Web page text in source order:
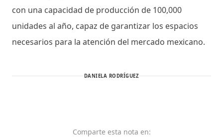
con una capacidad de producción de 100,000
unidades al año, capaz de garantizar los espacios
necesarios para la atención del mercado mexicano.
DANIELA RODRÍGUEZ
Comparte esta nota en: